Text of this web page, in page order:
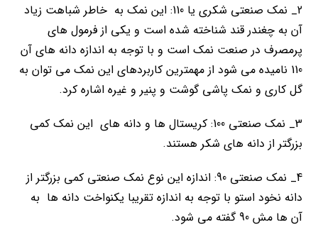
2_ نمک صنعتی شکری یا 110: این نمک به خاطر شباهت زیاد
آن به چغندر قند شناخته شده است و یکی از فرمول های
پرمصرف در صنعت نمک است و با توجه به اندازه دانه های آن
110 نامیده می شود از مهمترین کاربردهای این نمک می توان به
گل کاری و نمک پاشی گوشت و پنیر و غیره اشاره کرد.
3_ نمک صنعتی 100: کریستال ها و دانه های این نمک کمی
بزرگتر از دانه های شکر هستند.
4_ نمک صنعتی 90: اندازه این نوع نمک صنعتی کمی بزرگتر از
دانه نخود استو با توجه به اندازه تقریبا یکنواخت دانه ها به
آن ها مش 90 گفته می شود.